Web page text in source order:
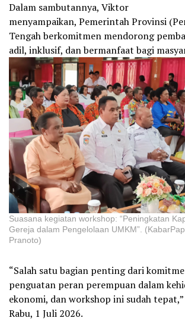
Dalam sambutannya, Viktor
menyampaikan, Pemerintah Provinsi
Tengah berkomitmen mendorong
adil, inklusif, dan bermanfaat bagi
Suasana kegiatan workshop: “Peningkatan
Gereja dalam Pengelolaan UMKM”.
Pranoto)
“Salah satu bagian penting dari
penguatan peran perempuan dalam
ekonomi, dan workshop ini sudah
Rabu, 1 Juli 2026.